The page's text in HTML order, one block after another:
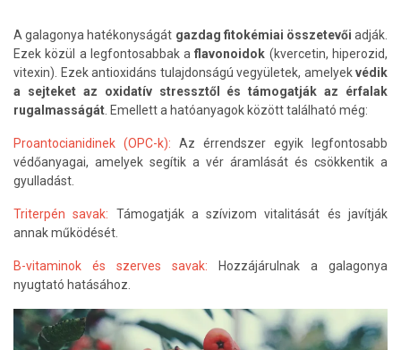
A galagonya hatékonyságát gazdag fitokémiai összetevői adják.
Ezek közül a legfontosabbak aflavonoidok (kvercetin, hiperozid,
vitexin). Ezek antioxidáns tulajdonságú vegyületek, amelyekvédik
a sejteket az oxidatív stressztől és támogatják az érfalak
rugalmasságát . Emellett a hatóanyagok között található még:
Proantocianidinek (OPC-k):
Az érrendszer egyik legfontosabb
védőanyagai, amelyek segítik a vér áramlását és csökkentik a
gyulladást.
Triterpén savak: Támogatják a szívizom vitalitását és javítják
annak működését.
B-vitaminok és szerves savak:
Hozzájárulnak a galagonya
nyugtató hatásához.